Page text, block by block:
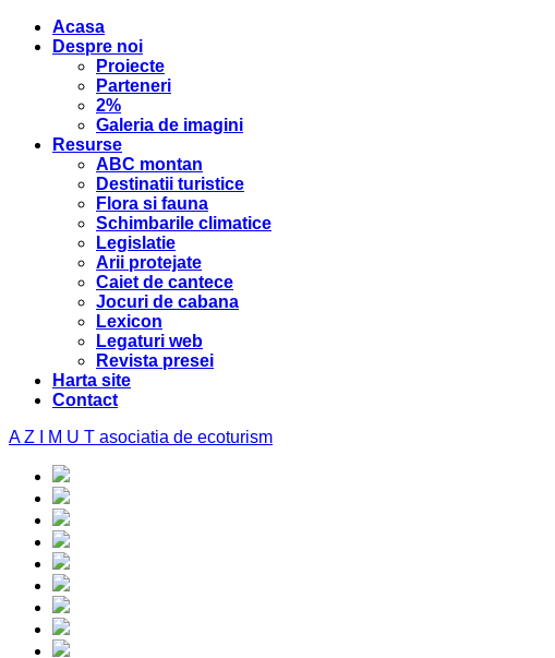
Acasa
Despre noi
Proiecte
Parteneri
2%
Galeria de imagini
Resurse
ABC montan
Destinatii turistice
Flora si fauna
Schimbarile climatice
Legislatie
Arii protejate
Caiet de cantece
Jocuri de cabana
Lexicon
Legaturi web
Revista presei
Harta site
Contact
A Z I M U T asociatia de ecoturism